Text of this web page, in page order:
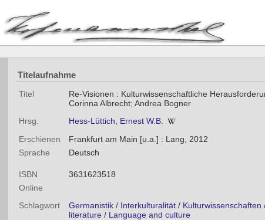
Titelaufnahme
Titel
Re-Visionen : Kulturwissenschaftliche
Corinna Albrecht; Andrea Bogner
Hrsg.
Hess-Lüttich, Ernest W.B.
Erschienen
Frankfurt am Main [u.a.] : Lang, 2012
Sprache
Deutsch
ISBN
3631623518
Online
Schlagwort
Germanistik/ Interkulturalität/ Kulturwissenschaften
literature/ Language and culture